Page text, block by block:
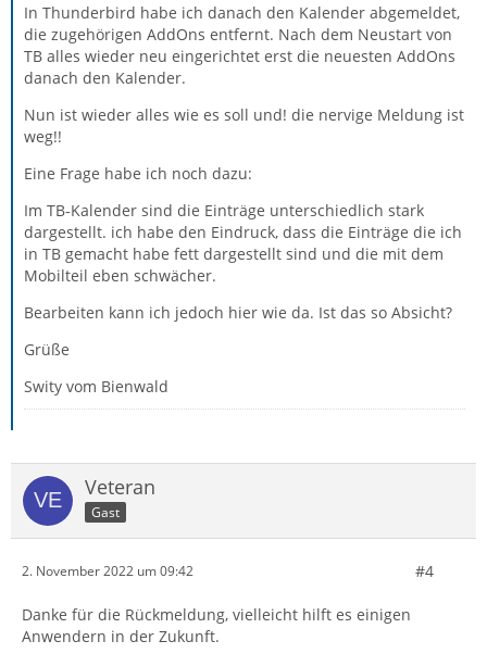
In Thunderbird habe ich danach den Kalender abgemeldet,
die zugehörigen AddOns entfernt. Nach dem Neustart von
TB alles wieder neu eingerichtet erst die neuesten AddOns
danach den Kalender.
Nun ist wieder alles wie es soll und! die nervige Meldung ist
weg!!
Eine Frage habe ich noch dazu:
Im TB-Kalender sind die Einträge unterschiedlich stark
dargestellt. ich habe den Eindruck, dass die Einträge die ich
in TB gemacht habe fett dargestellt sind und die mit dem
Mobilteil eben schwächer.
Bearbeiten kann ich jedoch hier wie da. Ist das so Absicht?
Grüße
Swity vom Bienwald
Veteran
Gast
2. November 2022 um 09:42 #4
Danke für die Rückmeldung, vielleicht hilft es einigen
Anwendern in der Zukunft.